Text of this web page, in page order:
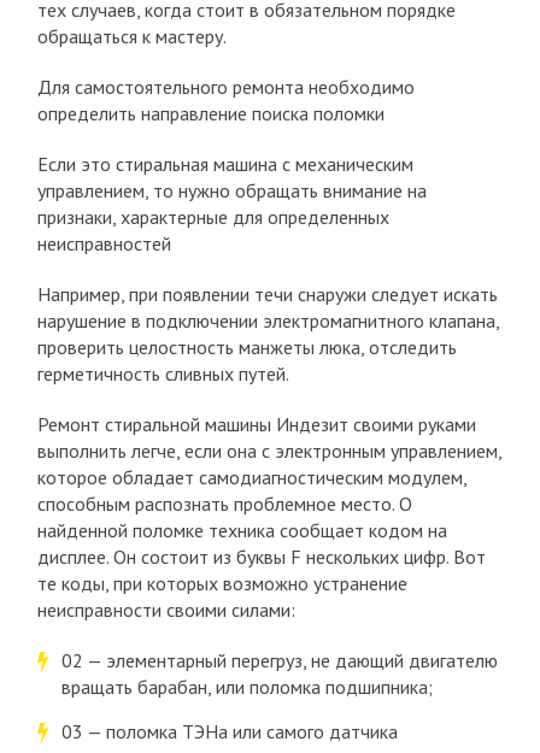
тех случаев, когда стоит в обязательном порядке
обращаться к мастеру.
Для самостоятельного ремонта необходимо
определить направление поиска поломки
Если это стиральная машина с механическим
управлением, то нужно обращать внимание на
признаки, характерные для определенных
неисправностей
Например, при появлении течи снаружи следует искать
нарушение в подключении электромагнитного клапана,
проверить целостность манжеты люка, отследить
герметичность сливных путей.
Ремонт стиральной машины Индезит своими руками
выполнить легче, если она с электронным управлением,
которое обладает самодиагностическим модулем,
способным распознать проблемное место. О
найденной поломке техника сообщает кодом на
дисплее. Он состоит из буквы F нескольких цифр. Вот
те коды, при которых возможно устранение
неисправности своими силами:
02 — элементарный перегруз, не дающий двигателю
вращать барабан, или поломка подшипника;
03 — поломка ТЭНа или самого датчика